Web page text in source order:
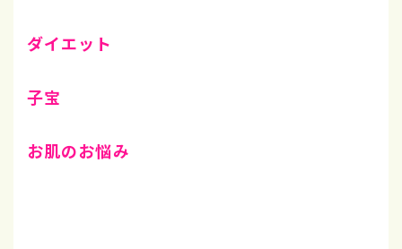
ダイエット
子宝
お肌のお悩み